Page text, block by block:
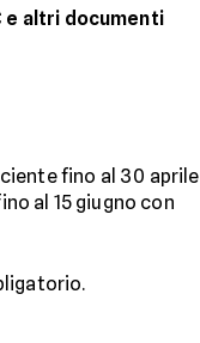
e altri documenti
fino al 30 aprile
al 15 giugno con